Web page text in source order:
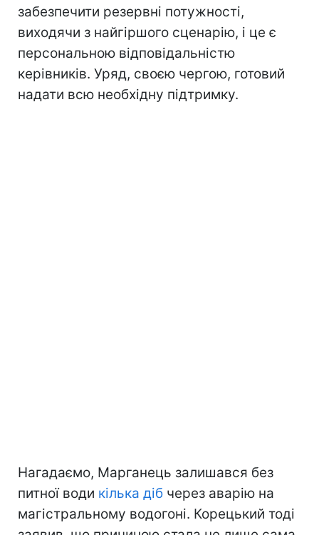
забезпечити резервні потужності,
виходячи з найгіршого сценарію, і це є
персональною відповідальністю
керівників. Уряд, своєю чергою, готовий
надати всю необхідну підтримку.
Нагадаємо, Марганець залишався без
питної води кілька діб через аварію на
магістральному водогоні. Корецький тоді